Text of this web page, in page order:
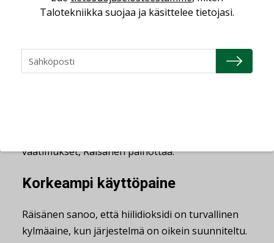
kehityksessä.
vaatimukset, Räisänen painottaa.
Korkeampi käyttöpaine
Räisänen sanoo, että hiilidioksidi on turvallinen
kylmäaine, kun järjestelmä on oikein suunniteltu.
Talotekniikka suojaa ja käsittelee tietojasi.